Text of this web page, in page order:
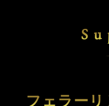
フェラーリ